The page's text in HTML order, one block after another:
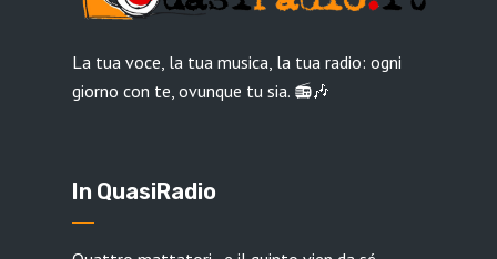
La tua voce, la tua musica, la tua radio: ogni
giorno con te, ovunque tu sia. 📻🎶
In QuasiRadio